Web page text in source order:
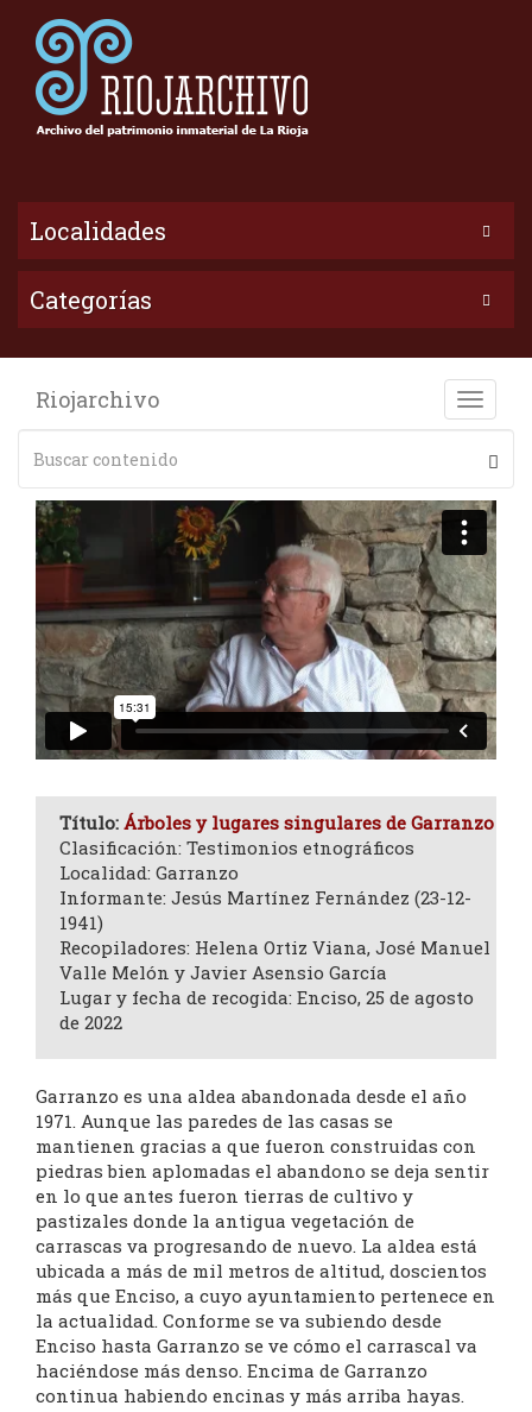
Localidades
Categorías
Toggle
Riojarchivo
Título: Árboles y lugares singulares de Garranzo
Clasificación: Testimonios etnográficos
Localidad: Garranzo
Informante: Jesús Martínez Fernández (23-12-
1941)
Recopiladores: Helena Ortiz Viana, José Manuel
Valle Melón y Javier Asensio García
Lugar y fecha de recogida: Enciso, 25 de agosto
de 2022
Garranzo es una aldea abandonada desde el año
1971. Aunque las paredes de las casas se
mantienen gracias a que fueron construidas con
piedras bien aplomadas el abandono se deja sentir
en lo que antes fueron tierras de cultivo y
pastizales donde la antigua vegetación de
carrascas va progresando de nuevo. La aldea está
ubicada a más de mil metros de altitud, doscientos
más que Enciso, a cuyo ayuntamiento pertenece en
la actualidad. Conforme se va subiendo desde
Enciso hasta Garranzo se ve cómo el carrascal va
haciéndose más denso. Encima de Garranzo
continua habiendo encinas y más arriba hayas.